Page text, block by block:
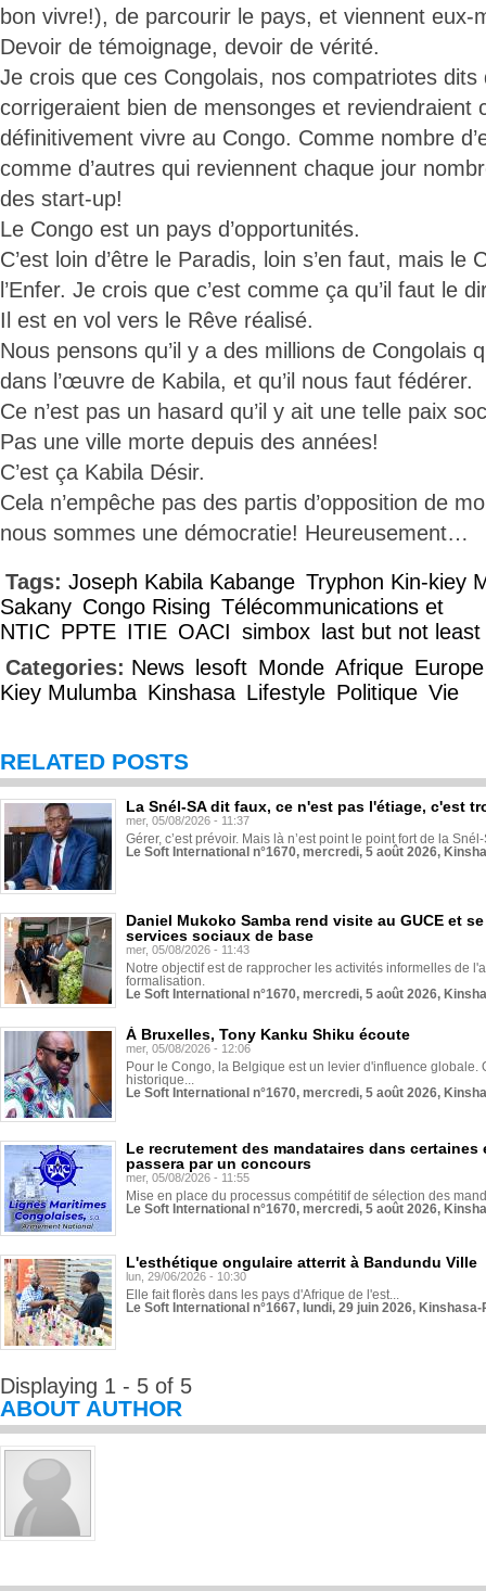
bon vivre!), de parcourir le pays, et viennent eux-
Devoir de témoignage, devoir de vérité.
Je crois que ces Congolais, nos compatriotes dits
corrigeraient bien de mensonges et reviendraient
définitivement vivre au Congo. Comme nombre
comme d’autres qui reviennent chaque jour
des start-up!
Le Congo est un pays d’opportunités.
C’est loin d’être le Paradis, loin s’en faut, mais le
l’Enfer. Je crois que c’est comme ça qu’il faut le
Il est en vol vers le Rêve réalisé.
Nous pensons qu’il y a des millions de Congolais
dans l’œuvre de Kabila, et qu’il nous faut fédérer.
Ce n’est pas un hasard qu’il y ait une telle paix
Pas une ville morte depuis des années!
C’est ça Kabila Désir.
Cela n’empêche pas des partis d’opposition de
nous sommes une démocratie! Heureusement…
Tags: Joseph Kabila Kabange Tryphon Kin-kiey
Sakany Congo Rising Télécommunications et
NTIC PPTE ITIE OACI simbox
last but not least
Categories: News lesoft Monde Afrique Europe
Kiey Mulumba Kinshasa Lifestyle Politique Vie
RELATED POSTS
La Snél-SA dit faux, ce n'est pas l'étiage, c'est
mer, 05/08/2026 - 11:37
Gérer, c’est prévoir. Mais là n’est point le point fort de la
Le Soft International n°1670, mercredi, 5 août 2026,
Daniel Mukoko Samba rend visite au GUCE et
services sociaux de base
mer, 05/08/2026 - 11:43
Notre objectif est de rapprocher les activités informelles de
formalisation.
Le Soft International n°1670, mercredi, 5 août 2026,
À Bruxelles, Tony Kanku Shiku écoute
mer, 05/08/2026 - 12:06
Pour le Congo, la Belgique est un levier d'influence globale.
historique...
Le Soft International n°1670, mercredi, 5 août 2026,
Le recrutement des mandataires dans
passera par un concours
mer, 05/08/2026 - 11:55
Mise en place du processus compétitif de sélection des
Le Soft International n°1670, mercredi, 5 août 2026,
L'esthétique ongulaire atterrit à Bandundu Ville
lun, 29/06/2026 - 10:30
Elle fait florès dans les pays d'Afrique de l'est...
Le Soft International n°1667, lundi, 29 juin 2026,
Displaying 1 - 5 of 5
ABOUT AUTHOR